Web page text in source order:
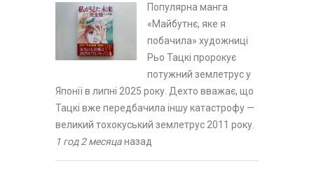
Популярна манга
«Майбутнє, яке я
побачила» художниці
Рьо Тацкі пророкує
потужний землетрус у
Японії в липні 2025 року. Дехто вважає, що
Тацкі вже передбачила іншу катастрофу —
великий тохокуський землетрус 2011 року.
1 год 2 месяцаназад